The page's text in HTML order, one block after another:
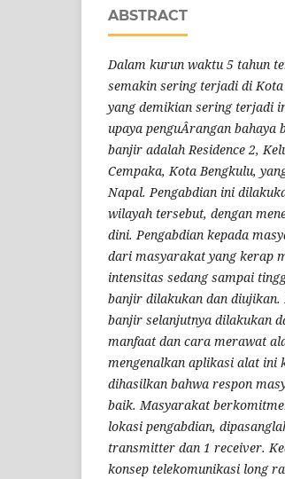
ABSTRACT
Dalam kurun waktu 5 tahun
semakin sering terjadi di
yang demikian sering terjadi
upaya penguÂ­rangan
banjir adalah Residence 2,
Cempaka, Kota Bengkulu,
Napal. Pengabdian ini
wilayah tersebut, dengan
dini. Pengabdian kepada
dari masyarakat yang kerap
intensitas sedang sampai
banjir dilakukan dan diujikan.
banjir selanjutnya dilakukan
manfaat dan cara merawat
mengenalkan aplikasi alat ini
dihasilkan bahwa respon
baik. Masyarakat
lokasi pengabdian,
transmitter dan 1 receiver.
konsep telekomunikasi long